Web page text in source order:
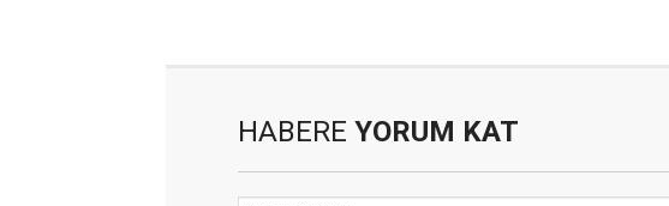
HABERE YORUM KAT